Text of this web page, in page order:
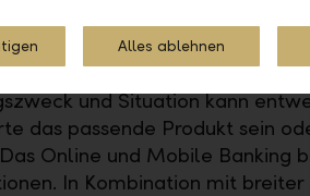
um die ideale Lösung für ihre
und Situation kann
das passende Produkt sein
Online und Mobile Banking
In Kombination mit
Alles ablehnen